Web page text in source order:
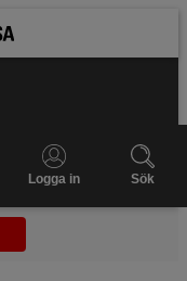
Logga in Sök